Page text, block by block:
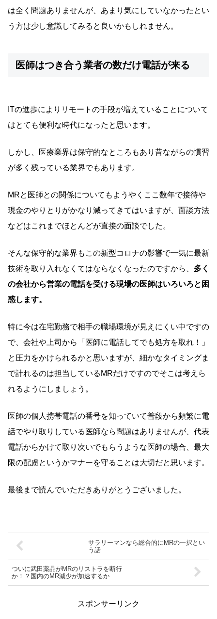
は全く問題ありませんが、あまり気にしていなかったとい
う方は少し意識してみると良いかもしれません。
医師はつき合う業者の数だけ電話が来る
ITの進歩によりリモートの手段が増えていることについて
はとても便利な時代になったと思います。
しかし、医療業界は保守的なところもあり昔ながらの慣習
が多く残っている業界でもあります。
MRと医師との関係についてもようやくここ数年で接待や
現金のやりとりがかなり減ってきてはいますが、面談方法
などはこれまでほとんどが直接の面談でした。
そんな保守的な業界もこの新型コロナの影響で一気に最新
技術を取り入れなくてはならなくなったのですから、 多く
の会社から営業の電話を受ける現場の医師はいろいろと困
惑します。
特に今は在宅勤務で相手の職場環境が見えにくい中ですの
で、会社や上司から「医師に電話してでも処方を取れ！」
と圧力をかけられるかと思いますが、細かなタイミングま
で計れるのは担当しているMRだけですのでそこは考えら
れるようにしましょう。
医師の個人携帯電話の番号を知っていて普段から頻繁に電
話でやり取りしている医師なら問題はありませんが、代表
電話からかけて取り次いでもらうような医師の場合、最大
限の配慮というかマナーを守ることは大切だと思います。
最後まで読んでいただきありがとうございました。
サラリーマンなら総合的にMRの一択とい
う話
ついに武田薬品がMRのリストラを断行
か！？国内のMR減少が加速するか
スポンサーリンク